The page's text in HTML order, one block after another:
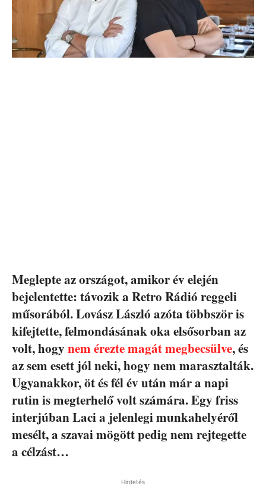
Meglepte az országot, amikor év elején
bejelentette: távozik a Retro Rádió reggeli
műsorából. Lovász László azóta többször is
kifejtette, felmondásának oka elsősorban az
volt, hogy nem érezte magát megbecsülve, és
az sem esett jól neki, hogy nem marasztalták.
Ugyanakkor, öt és fél év után már a napi
rutin is megterhelő volt számára. Egy friss
interjúban Laci a jelenlegi munkahelyéről
mesélt, a szavai mögött pedig nem rejtegette
a célzást…
Hirdetés